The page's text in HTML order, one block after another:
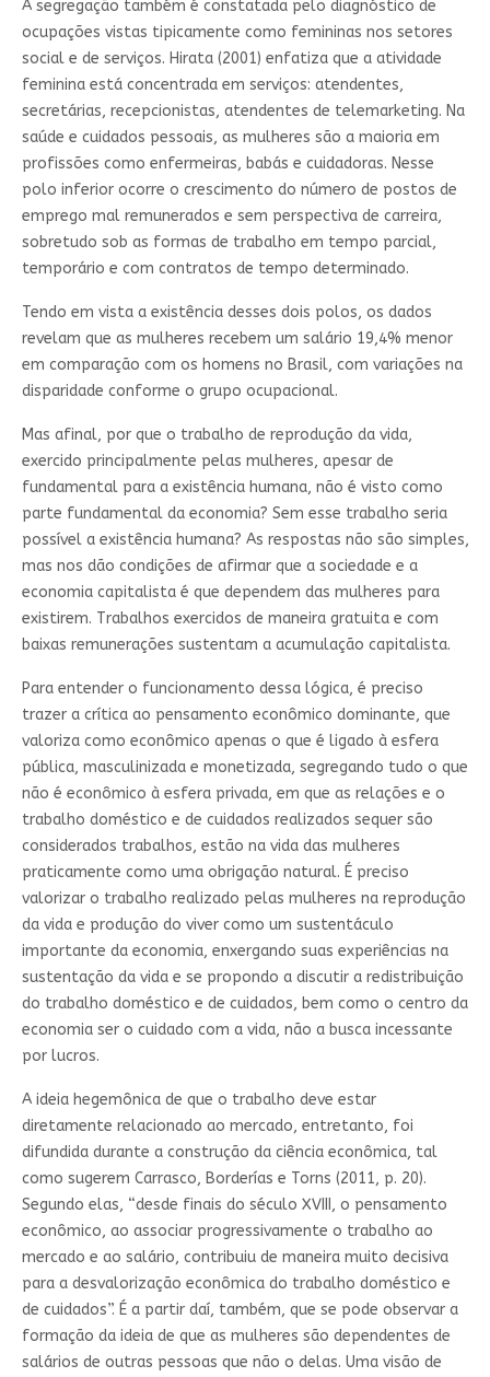
A segregação também é constatada pelo diagnóstico de
ocupações vistas tipicamente como femininas nos setores
social e de serviços. Hirata (2001) enfatiza que a atividade
feminina está concentrada em serviços: atendentes,
secretárias, recepcionistas, atendentes de telemarketing. Na
saúde e cuidados pessoais, as mulheres são a maioria em
profissões como enfermeiras, babás e cuidadoras. Nesse
polo inferior ocorre o crescimento do número de postos de
emprego mal remunerados e sem perspectiva de carreira,
sobretudo sob as formas de trabalho em tempo parcial,
temporário e com contratos de tempo determinado.
Tendo em vista a existência desses dois polos, os dados
revelam que as mulheres recebem um salário 19,4% menor
em comparação com os homens no Brasil, com variações na
disparidade conforme o grupo ocupacional.
Mas afinal, por que o trabalho de reprodução da vida,
exercido principalmente pelas mulheres, apesar de
fundamental para a existência humana, não é visto como
parte fundamental da economia? Sem esse trabalho seria
possível a existência humana? As respostas não são simples,
mas nos dão condições de afirmar que a sociedade e a
economia capitalista é que dependem das mulheres para
existirem. Trabalhos exercidos de maneira gratuita e com
baixas remunerações sustentam a acumulação capitalista.
Para entender o funcionamento dessa lógica, é preciso
trazer a crítica ao pensamento econômico dominante, que
valoriza como econômico apenas o que é ligado à esfera
pública, masculinizada e monetizada, segregando tudo o que
não é econômico à esfera privada, em que as relações e o
trabalho doméstico e de cuidados realizados sequer são
considerados trabalhos, estão na vida das mulheres
praticamente como uma obrigação natural. É preciso
valorizar o trabalho realizado pelas mulheres na reprodução
da vida e produção do viver como um sustentáculo
importante da economia, enxergando suas experiências na
sustentação da vida e se propondo a discutir a redistribuição
do trabalho doméstico e de cuidados, bem como o centro da
economia ser o cuidado com a vida, não a busca incessante
por lucros.
A ideia hegemônica de que o trabalho deve estar
diretamente relacionado ao mercado, entretanto, foi
difundida durante a construção da ciência econômica, tal
como sugerem Carrasco, Borderías e Torns (2011, p. 20).
Segundo elas, “desde finais do século XVIII, o pensamento
econômico, ao associar progressivamente o trabalho ao
mercado e ao salário, contribuiu de maneira muito decisiva
para a desvalorização econômica do trabalho doméstico e
de cuidados”. É a partir daí, também, que se pode observar a
formação da ideia de que as mulheres são dependentes de
salários de outras pessoas que não o delas. Uma visão de